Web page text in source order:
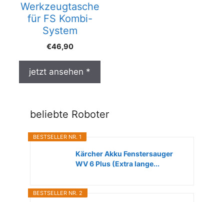
Werkzeugtasche
für FS Kombi-
System
€46,90
jetzt ansehen *
beliebte Roboter
BESTSELLER NR. 1
Kärcher Akku Fenstersauger
WV 6 Plus (Extra lange...
BESTSELLER NR. 2